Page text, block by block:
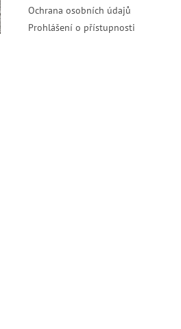
Ochrana osobních údajů
Prohlášení o přístupnosti